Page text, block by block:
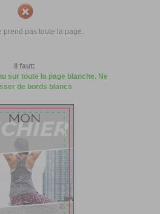
prend pas toute la page.
il faut:
sur toute la page blanche. Ne
de bords blancs